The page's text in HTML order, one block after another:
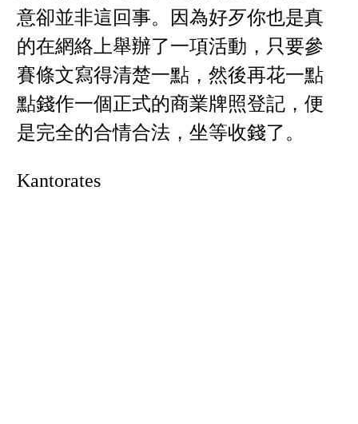
意卻並非這回事。因為好歹你也是真
的在網絡上舉辦了一項活動，只要參
賽條文寫得清楚一點，然後再花一點
點錢作一個正式的商業牌照登記，便
是完全的合情合法，坐等收錢了。
Kantorates